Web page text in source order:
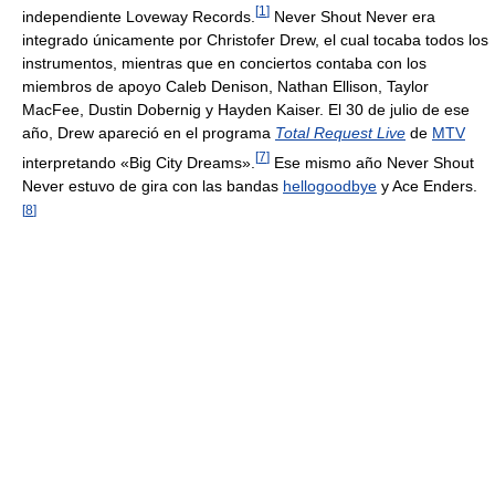
independiente Loveway Records. [1 ] Never Shout Never era
integrado únicamente por Christofer Drew, el cual tocaba todos los
instrumentos, mientras que en conciertos contaba con los
miembros de apoyo Caleb Denison, Nathan Ellison, Taylor
MacFee, Dustin Dobernig y Hayden Kaiser. El 30 de julio de ese
año, Drew apareció en el programa Total Request Live de MTV
interpretando «Big City Dreams». [7] Ese mismo año Never Shout
Never estuvo de gira con las bandas hellogoodbye y Ace Enders.
[8]